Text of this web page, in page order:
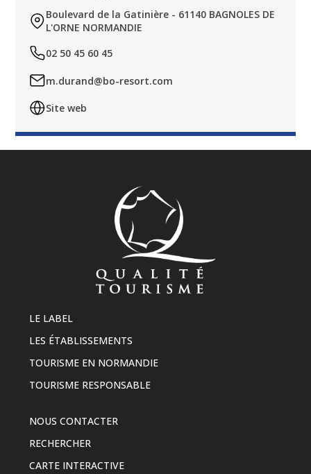
Boulevard de la Gatinière - 61140 BAGNOLES DE
L'ORNE NORMANDIE
02 50 45 60 45
m.durand@bo-resort.com
Site web
LE LABEL
LES ÉTABLISSEMENTS
TOURISME EN NORMANDIE
TOURISME RESPONSABLE
NOUS CONTACTER
RECHERCHER
CARTE INTERACTIVE